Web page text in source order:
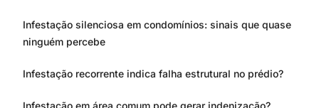
Infestação silenciosa em condomínios: sinais que quase
ninguém percebe
Infestação recorrente indica falha estrutural no prédio?